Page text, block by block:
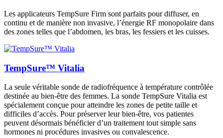
Les applicateurs TempSure Firm sont parfaits pour diffuser, en
continu et de manière non invasive, l’énergie RF monopolaire dans
des zones telles que l’abdomen, les bras, les fessiers et les cuisses.
TempSure™ Vitalia
La seule véritable sonde de radiofréquence à température contrôlée
destinée au bien-être des femmes. La sonde TempSure Vitalia est
spécialement conçue pour atteindre les zones de petite taille et
difficiles d’accès. Pour préserver leur bien-être, vos patientes
peuvent désormais bénéficier d’un traitement tout simple sans
hormones ni procédures invasives ou convalescence.